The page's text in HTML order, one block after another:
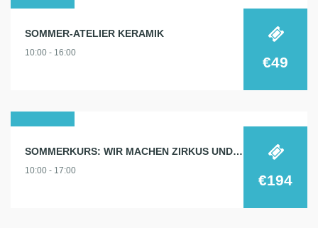
2024
SOMMER-ATELIER KERAMIK
10:00 - 16:00
€49
2024
SOMMERKURS: WIR MACHEN ZIRKUS UND THEATER!
10:00 - 17:00
€194